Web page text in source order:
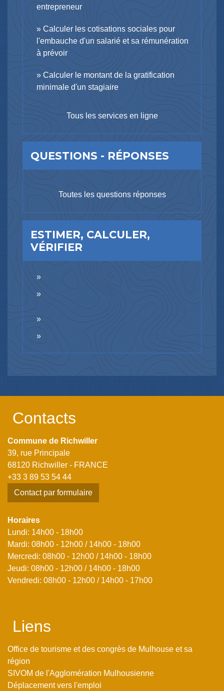
entrepreneur
Calculer les cotisations sociales pour
l'embauche d'un salarié et sa rémunération
à prévoir
Calculer le montant de la gratification
minimale d'un stagiaire
Tous les services en ligne
QUESTIONS - RÉPONSES
Toutes les questions réponses
ESTIMER, CALCULER,
VÉRIFIER
Contacts
Commune de Richwiller
39, rue Principale
68120 Richwiller - FRANCE
+33 3 89 53 54 44
Contact par formulaire
Horaires
Lundi: 14h00 - 18h00
Mardi: 08h00 - 12h00 / 14h00 - 18h00
Mercredi: 08h00 - 12h00 / 14h00 - 18h00
Jeudi: 08h00 - 12h00 / 14h00 - 18h00
Vendredi: 08h00 - 12h00 / 14h00 - 17h00
Liens
Office de tourisme et des congrès de Mulhouse et sa
région
SIVOM de l'Agglomération Mulhousienne
Déplacement vers l'emploi